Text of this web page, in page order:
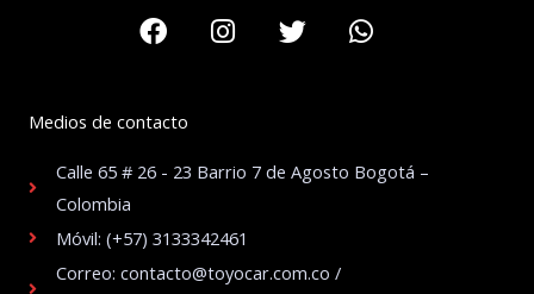
FacebookInstagram
TwitterWhatsapp
Medios de contacto
Calle 65 # 26 - 23 Barrio 7 de Agosto Bogotá –
Colombia
Móvil: (+57) 3133342461
Correo: contacto@toyocar.com.co /